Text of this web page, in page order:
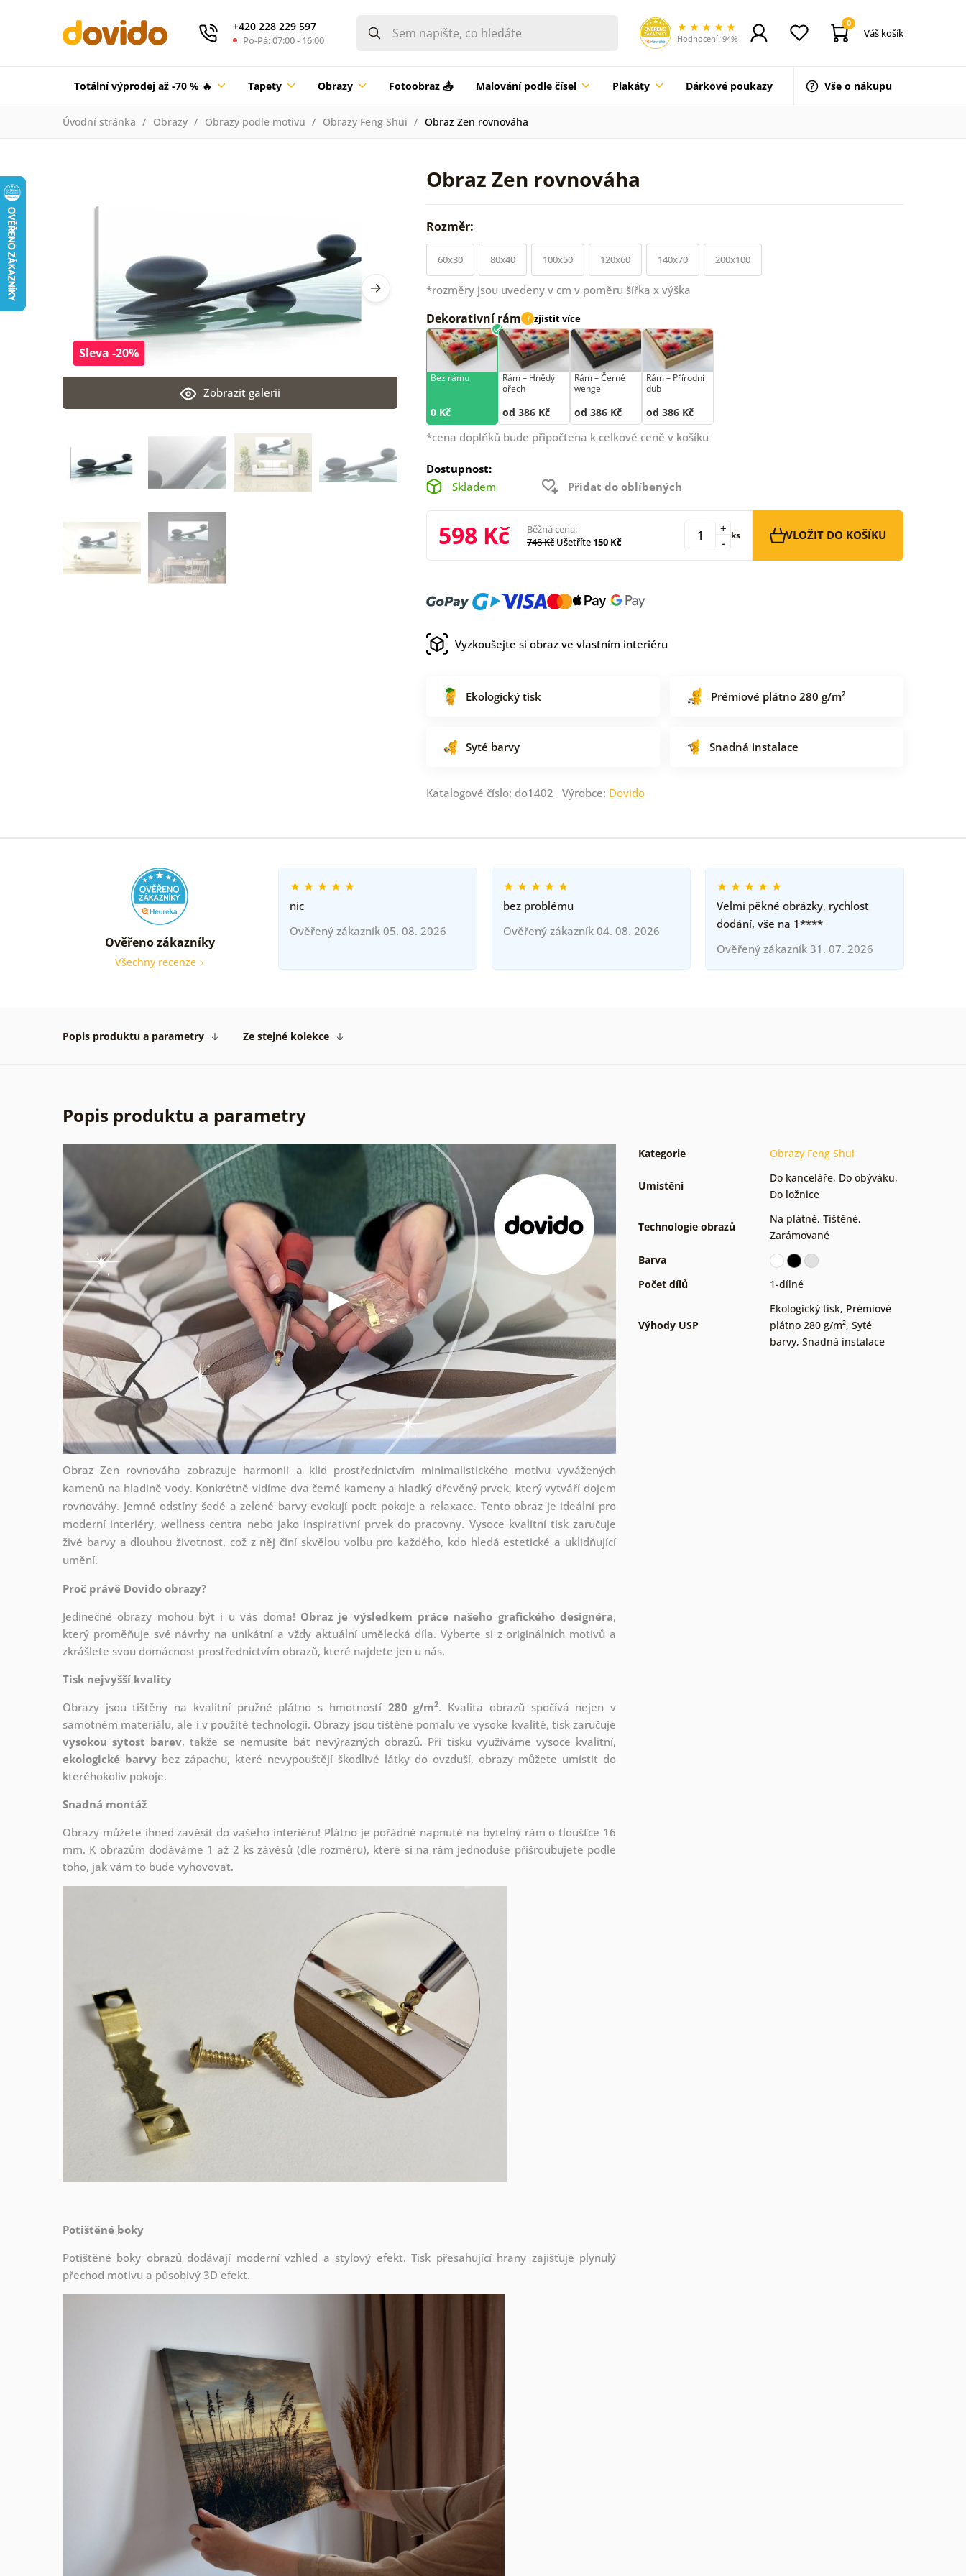
+420 228 229 597
Po-Pá: 07:00 - 16:00 Hodnocení: 94%
0
Váš košík
Totální výprodej až -70 % 🔥 Tapety Obrazy Fotoobraz 📤 Malování podle čísel Plakáty Dárkové poukazy Vše o nákupu
Úvodní stránka Obrazy Obrazy podle motivu Obrazy Feng Shui Obraz Zen rovnováha
Obraz Zen rovnováha
Zobrazit galerii
Sleva -20%
Rozměr:
60x30 80x40 100x50 120x60 140x70 200x100
*rozměry jsou uvedeny v cm v poměru šířka x výška
Dekorativní rám i zjistit více
Bez rámu
0 Kč
Rám –⁠⁠⁠⁠⁠⁠ Hnědý
ořech
od 386 Kč
Rám –⁠⁠⁠⁠⁠⁠ Černé
wenge
od 386 Kč
Rám –⁠⁠⁠⁠⁠⁠ Přírodní
dub
od 386 Kč
*cena doplňků bude připočtena k celkové ceně v košíku
Dostupnost:
Skladem
Přidat do oblíbených
598 Kč
Běžná cena:
748 Kč Ušetříte 150 Kč -
+ ks VLOŽIT DO KOŠÍKU
Vyzkoušejte si obraz ve vlastním interiéru
Ekologický tisk Prémiové plátno 280 g/m²
Syté barvy Snadná instalace
Katalogové číslo: do1402 Výrobce: Dovido
Ověřeno zákazníky
Všechny recenze
nic
Ověřený zákazník 05. 08. 2026
bez problému
Ověřený zákazník 04. 08. 2026
Velmi pěkné obrázky, rychlost
dodání, vše na 1****
Ověřený zákazník 31. 07. 2026
Popis produktu a parametry Ze stejné kolekce
Popis produktu a parametry
Obraz Zen rovnováha zobrazuje harmonii a klid prostřednictvím minimalistického motivu vyvážených
kamenů na hladině vody. Konkrétně vidíme dva černé kameny a hladký dřevěný prvek, který vytváří dojem
rovnováhy. Jemné odstíny šedé a zelené barvy evokují pocit pokoje a relaxace. Tento obraz je ideální pro
moderní interiéry, wellness centra nebo jako inspirativní prvek do pracovny. Vysoce kvalitní tisk zaručuje
živé barvy a dlouhou životnost, což z něj činí skvělou volbu pro každého, kdo hledá estetické a uklidňující
umění.
Proč právě Dovido obrazy?
Jedinečné obrazy mohou být i u vás doma! Obraz je výsledkem práce našeho grafického designéra,
který proměňuje své návrhy na unikátní a vždy aktuální umělecká díla. Vyberte si z originálních motivů a
zkrášlete svou domácnost prostřednictvím obrazů, které najdete jen u nás.
Tisk nejvyšší kvality
Obrazy jsou tištěny na kvalitní pružné plátno s hmotností 280 g/m2. Kvalita obrazů spočívá nejen v
samotném materiálu, ale i v použité technologii. Obrazy jsou tištěné pomalu ve vysoké kvalitě, tisk zaručuje
vysokou sytost barev, takže se nemusíte bát nevýrazných obrazů. Při tisku využíváme vysoce kvalitní,
ekologické barvy bez zápachu, které nevypouštějí škodlivé látky do ovzduší, obrazy můžete umístit do
kteréhokoliv pokoje.
Snadná montáž
Obrazy můžete ihned zavěsit do vašeho interiéru! Plátno je pořádně napnuté na bytelný rám o tloušťce 16
mm. K obrazům dodáváme 1 až 2 ks závěsů (dle rozměru), které si na rám jednoduše přišroubujete podle
toho, jak vám to bude vyhovovat.
Potištěné boky
Potištěné boky obrazů dodávají moderní vzhled a stylový efekt. Tisk přesahující hrany zajišťuje plynulý
přechod motivu a působivý 3D efekt.
Kategorie Obrazy Feng Shui
Umístění
Do kanceláře, Do obýváku,
Do ložnice
Technologie obrazů
Na plátně, Tištěné,
Zarámované
Barva
Počet dílů
1-dílné
Výhody USP
Ekologický tisk, Prémiové
plátno 280 g/m², Syté
barvy, Snadná instalace